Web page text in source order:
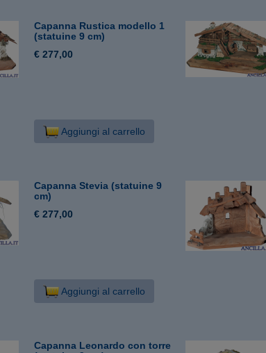
Capanna Rustica modello 1
(statuine 9 cm)
€ 277,00
Aggiungi al carrello
Capanna Stevia (statuine 9
cm)
€ 277,00
Aggiungi al carrello
Capanna Leonardo con torre